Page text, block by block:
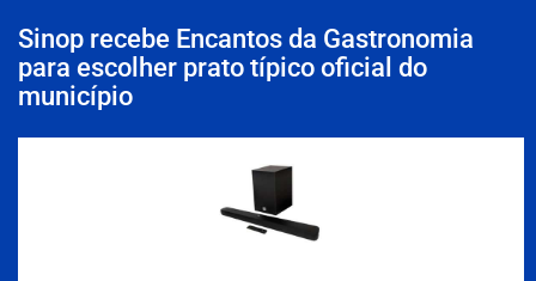
Sinop recebe Encantos da Gastronomia
para escolher prato típico oficial do
município